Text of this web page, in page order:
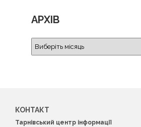
АРХІВ
КОНТАКТ
Тарнівський центр інформації